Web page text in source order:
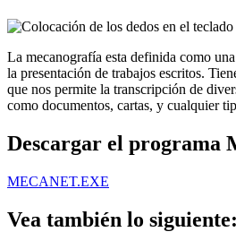
La mecanografía esta definida como
la presentación de trabajos escritos.
que nos permite la transcripción de
como documentos, cartas, y cualquier
Descargar el programa
MECANET.EXE
Vea también lo siguiente: